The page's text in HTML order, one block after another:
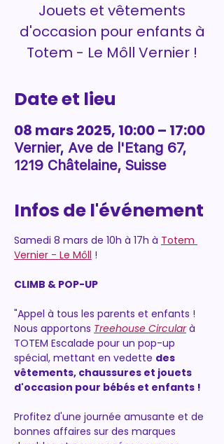
Jouets et vêtements
d'occasion pour enfants à
Totem - Le Môll Vernier !
Date et lieu
08 mars 2025, 10:00 – 17:00
Vernier, Ave de l'Etang 67,
1219 Châtelaine, Suisse
Infos de l'événement
Samedi 8 mars de 10h à 17h à Totem
Vernier - Le Môll !
CLIMB & POP-UP
"Appel à tous les parents et enfants !
Nous apportons Treehouse Circular à
TOTEM Escalade pour un pop-up
spécial, mettant en vedette des
vêtements, chaussures et jouets
d'occasion pour bébés et enfants !
Profitez d'une journée amusante et de
bonnes affaires sur des marques